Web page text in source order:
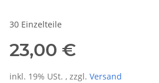
30 Einzelteile
23,00 €
inkl. 19% USt. , zzgl. Versand